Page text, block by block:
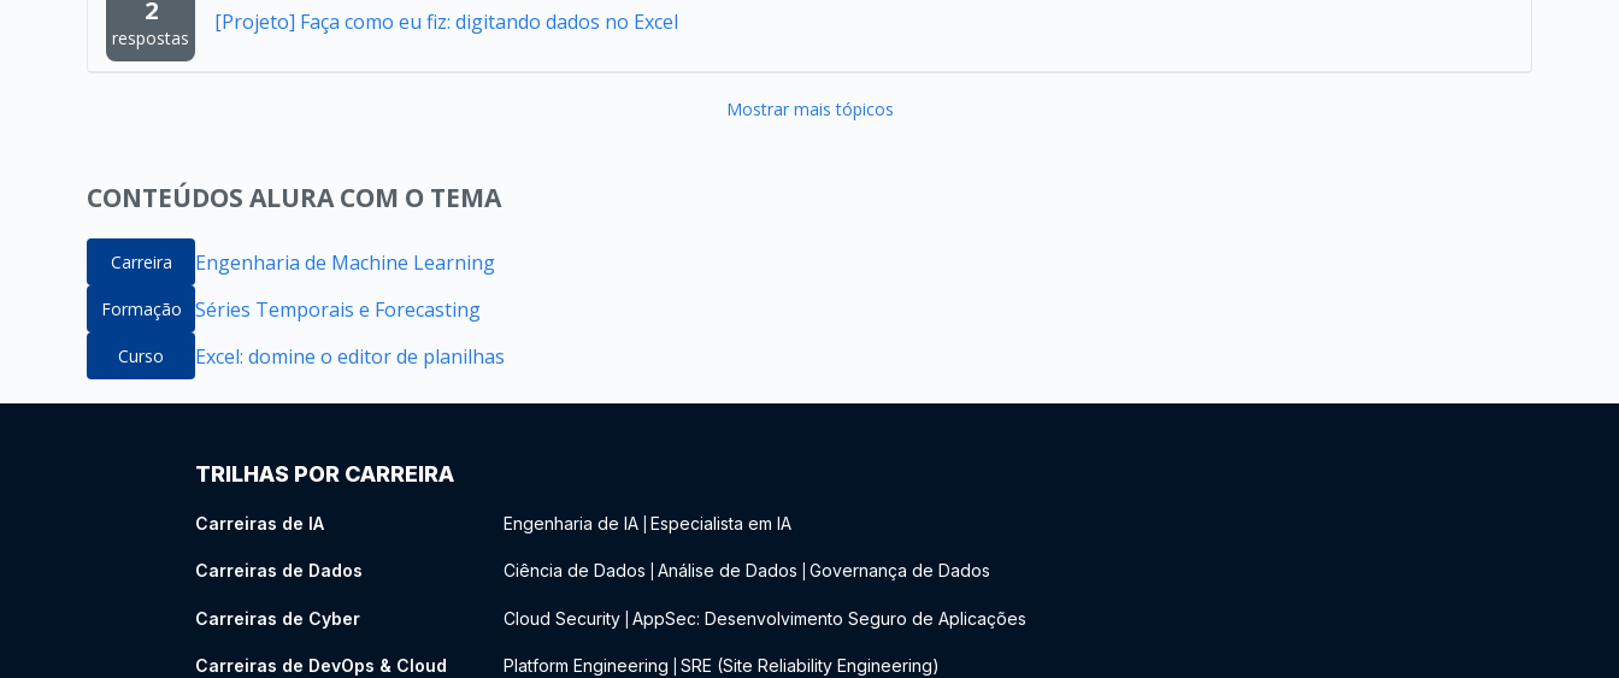
2
respostas
[Projeto] Faça como eu fiz: digitando dados no Excel
Mostrar mais tópicos
CONTEÚDOS ALURA COM O TEMA
Carreira Engenharia de Machine Learning
Formação Séries Temporais e Forecasting
Curso Excel: domine o editor de planilhas
TRILHAS POR CARREIRA
Carreiras de IA Engenharia de IA Especialista em IA
Carreiras de Dados Ciência de Dados Análise de Dados Governança de Dados
Carreiras de Cyber Cloud Security AppSec: Desenvolvimento Seguro de Aplicações
Carreiras de DevOps & Cloud Platform Engineering SRE (Site Reliability Engineering)